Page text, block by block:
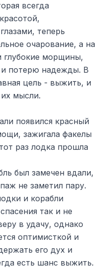
всегда
теперь
очарование, а на
глубокие морщины,
потерю надежды. В
цель - выжить, и
мысли.
появился красный
зажигала факелы
раз лодка прошла
был замечен вдали,
не заметил пару.
и корабли
так и не
в удачу, однако
оптимисткой и
его дух и
есть шанс выжить.